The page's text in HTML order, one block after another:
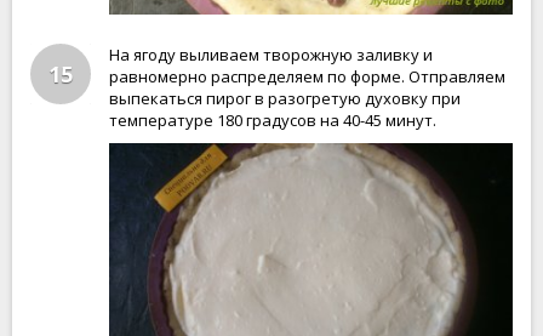
15
На ягоду выливаем творожную заливку и
равномерно распределяем по форме. Отправляем
выпекаться пирог в разогретую духовку при
температуре 180 градусов на 40-45 минут.